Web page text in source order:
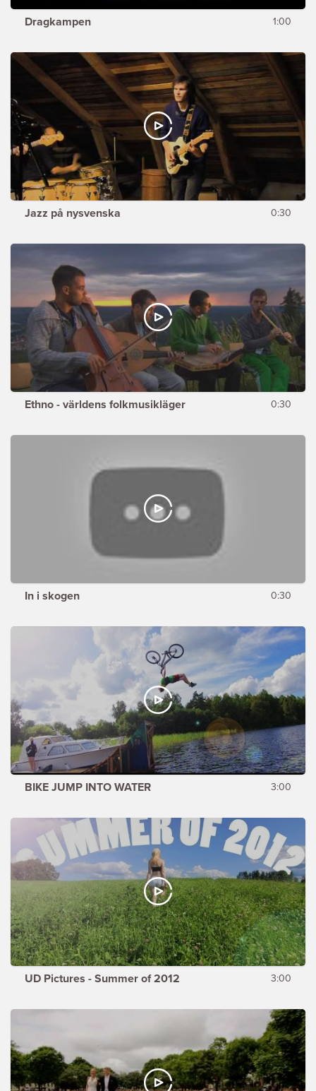
Dragkampen 1:00
Jazz på nysvenska 0:30
Ethno - världens folkmusikläger 0:30
In i skogen 0:30
BIKE JUMP INTO WATER 3:00
UD Pictures - Summer of 2012 3:00